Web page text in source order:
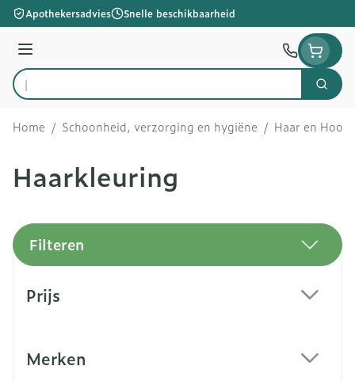
Ga naar de inhoud
Apothekersadvies Snelle beschikbaarheid
Menu
Product, merk, categorie...
Zoek
Home / Schoonheid, verzorging en hygiëne / Haar en Hoofd
Haarkleuring
Filteren
Prijs
Merken